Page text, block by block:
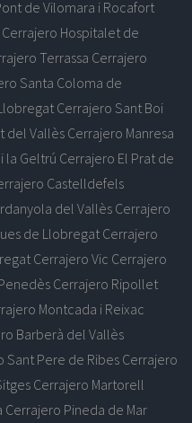
de Vilomara i Rocafort
Cerrajero Hospitalet de
Terrassa Cerrajero
Santa Coloma de
Cerrajero Sant Boi
del Vallès Cerrajero Manresa
la Geltrú Cerrajero El Prat de
Castelldefels
del Vallès Cerrajero
de Llobregat Cerrajero
Cerrajero Vic Cerrajero
Cerrajero Ripollet
Montcada i Reixac
Barberà del Vallès
Sant Pere de Ribes Cerrajero
Cerrajero Martorell
Cerrajero Pineda de Mar